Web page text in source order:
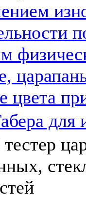
цвета
для